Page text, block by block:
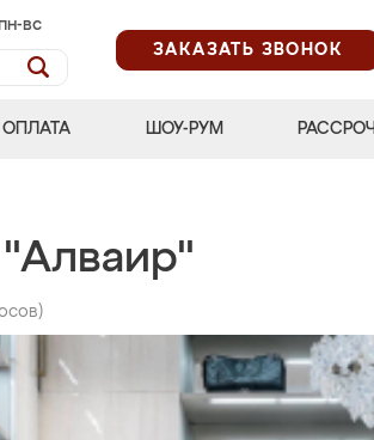
вс
ЗАКАЗАТЬ ЗВОНОК
ШОУ-РУМ